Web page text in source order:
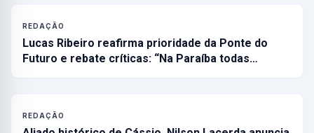
REDAÇÃO
Lucas Ribeiro reafirma prioridade da Ponte do
Futuro e rebate críticas: “Na Paraíba todas…
REDAÇÃO